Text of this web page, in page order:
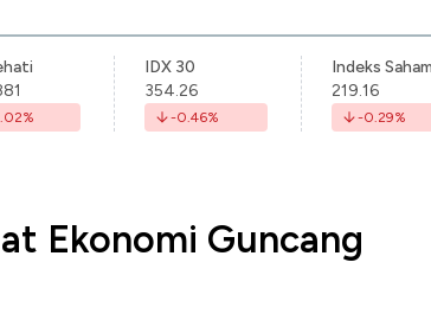
%
IDX 30
354.26
-0.46%
219.16
-0.29%
Ekonomi Guncang